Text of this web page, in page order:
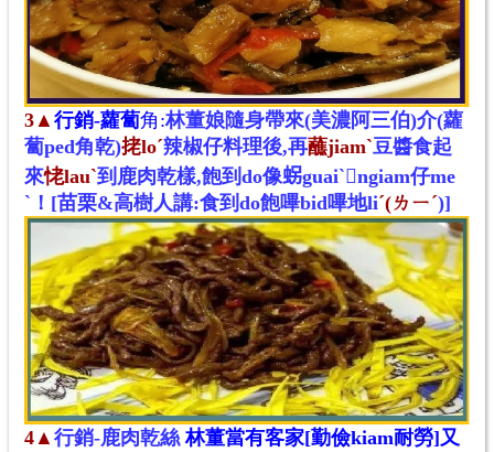
3▲ 行銷-蘿蔔角:林董娘隨身帶來(美濃阿三伯)介(蘿
蔔ped角乾)㧯loˊ辣椒仔料理後,再蘸jiamˋ豆醬食起
來恅lauˋ到鹿肉乾樣,飽到do像𧊅guaiˋ𬠖ngiam仔me
ˋ！[苗栗&高樹人講:食到do飽嗶bid嗶地liˊ(ㄌㄧˊ)]
4▲ 行銷-鹿肉乾絲林董當有客家[勤儉kiam耐勞]又